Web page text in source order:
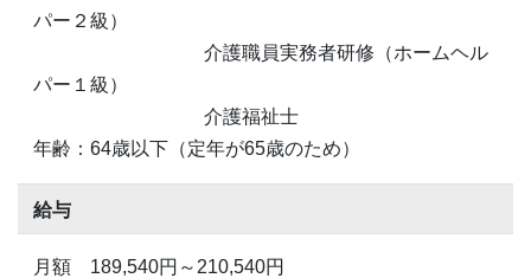
パー２級）
介護職員実務者研修（ホームヘル
パー１級）
介護福祉士
年齢：64歳以下（定年が65歳のため）
給与
月額 189,540円～210,540円